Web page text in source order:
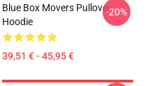
Blue Box Movers Pullover
Hoodie
39,51 € - 45,95 €
-20%